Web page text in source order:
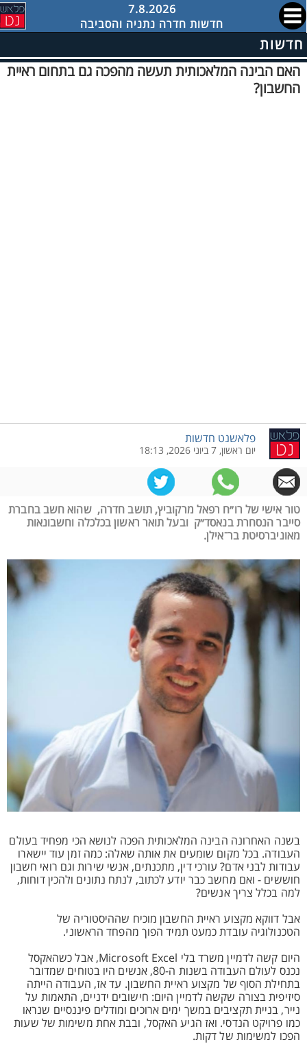
7.8.2026
חדשות חדרה נתניה והסביבה
חדשות
האם הבינה המלאכותית תעשה מהפכה גם בתחום ראיית
החשבון?
פלאשנט חדשות
יום ראשון, 7 ביוני 2026, 18:13
טור אישי של רו״ח רפאל מרקוביץ, תושב חדרה, שהוא חשב בחברת
סייבר הנסחרת בנאסד״ק ובעל תואר ראשון בכלכלה וחשבונאות
מאוניברסיטת בר־אילן.
בשנה האחרונה הבינה המלאכותית הפכה לנושא הכי מפחיד בעולם
העבודה. בכל מקום שומעים את אותה שאלה: כמה זמן עוד יישארו
עבודות לבני אדם? עורכי דין, מתכנתים, אנשי שירות וגם רואי חשבון
חוששים - ואם מחשב כבר יודע לכתוב, לנתח נתונים ולהכין דוחות,
למה בכלל צריך אנשים?
אבל דווקא מקצוע ראיית החשבון מוכיח שההיסטוריה של
הטכנולוגיה עובדת כמעט תמיד הפוך מהפחד הראשוני.
היום קשה לדמיין משרד בלי Microsoft Excel, אבל כשהאקסל
נכנס לעולם העבודה בשנות ה-80, אנשים היו בטוחים שמדובר
בתחילת הסוף של מקצוע ראיית החשבון. עד אז, העבודה הייתה
סיזיפית בצורה שקשה לדמיין היום: חישובים ידניים, התאמות על
נייר, בניית תקציבים במשך ימים ארוכים ומודלים פיננסיים שנראו
כמו פרויקט הנדסי. ואז הגיע האקסל, ובבת אחת משימות של שעות
הפכו למשימות של דקות.